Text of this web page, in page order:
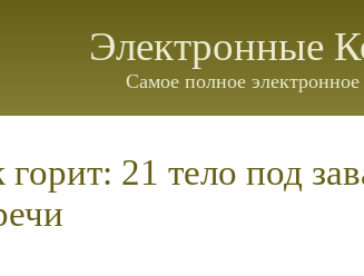
Электронные
Самое полное
горит: 21 тело под